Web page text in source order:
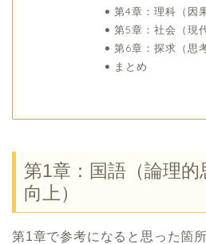
第4章：理科（因
第5章：社会（現
第6章：探求（思
まとめ
第1章：国語（論理
向上）
第1章で参考になると思った箇所